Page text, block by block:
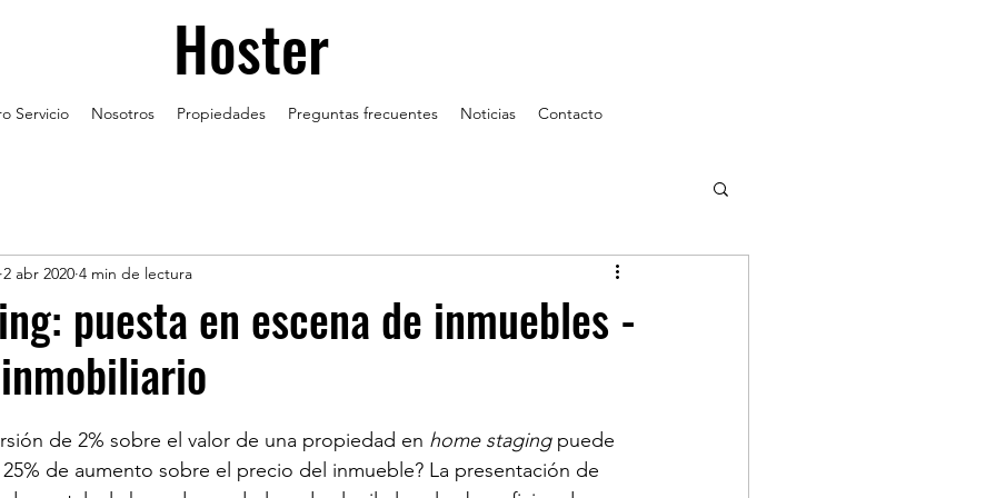
Hoster
Servicio Nosotros Propiedades Preguntas frecuentes Noticias Contacto
puesta en escena de inmuebles -
2 abr 2020 4 min de lectura
de 2% sobre el valor de una propiedad en home staging puede
de aumento sobre el precio del inmueble? La presentación de